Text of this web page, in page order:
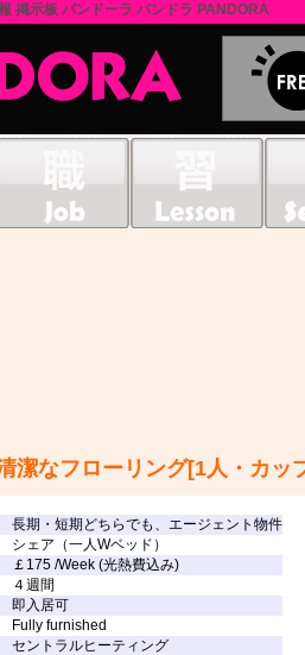
掲示板 パンドーラ パンドラ PANDORA
潔なフローリング[1人・カッ
長期・短期どちらでも、エージェント物件
シェア（一人Wベッド）
￡175 /Week (光熱費込み)
４週間
即入居可
Fully furnished
セントラルヒーティング